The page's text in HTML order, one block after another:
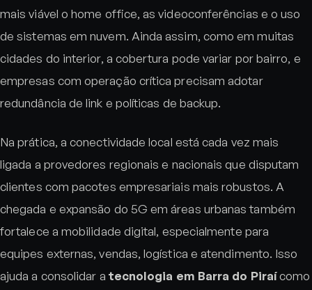
mais viável o home office, as videoconferências e o uso
de sistemas em nuvem. Ainda assim, como em muitas
cidades do interior, a cobertura pode variar por bairro, e
empresas com operação crítica precisam adotar
redundância de link e políticas de backup.
Na prática, a conectividade local está cada vez mais
ligada a provedores regionais e nacionais que disputam
clientes com pacotes empresariais mais robustos. A
chegada e expansão do 5G em áreas urbanas também
fortalece a mobilidade digital, especialmente para
equipes externas, vendas, logística e atendimento. Isso
ajuda a consolidar a tecnologia em Barra do Piraícomo